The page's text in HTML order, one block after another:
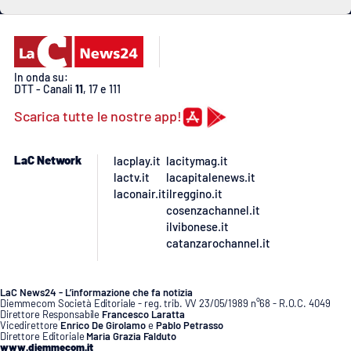
In onda su:
DTT - Canali 11, 17 e 111
Scarica tutte le nostre app!
LaC Network
lacplay.it
lactv.it
laconair.it
lacitymag.it
lacapitalenews.it
ilreggino.it
cosenzachannel.it
ilvibonese.it
catanzarochannel.it
LaC News24 - L’informazione che fa notizia
Diemmecom Società Editoriale - reg. trib. VV 23/05/1989 n°68 - R.O.C. 4049
Direttore Responsabile Francesco Laratta
Vicedirettore Enrico De GirolamoePablo Petrasso
Direttore Editoriale Maria Grazia Falduto
www.diemmecom.it